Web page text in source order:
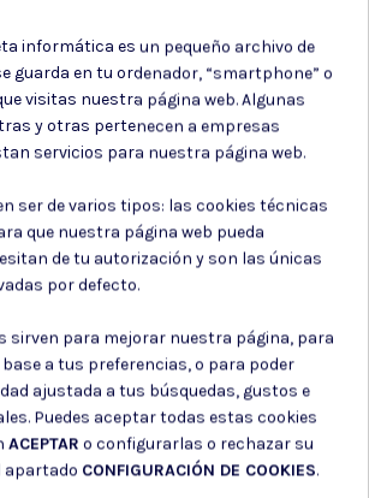
tramitar tu compra, es
subir una foto de tu DNI.
permite verificar que eres
vigente. Asegúrate de que
sea clara y legible. Tus
tratados con la máxima
seguridad.
y suelte archivos aquí.
máximo de archivo: 5120KB
informática es un pequeño archivo de
guarda en tu ordenador, “smartphone” o
visitas nuestra página web. Algunas
y otras pertenecen a empresas
servicios para nuestra página web.
ser de varios tipos: las cookies técnicas
que nuestra página web pueda
de tu autorización y son las únicas
por defecto.
sirven para mejorar nuestra página, para
a tus preferencias, o para poder
ajustada a tus búsquedas, gustos e
Puedes aceptar todas estas cookies
ACEPTAR o configurarlas o rechazar su
apartado CONFIGURACIÓN DE COOKIES.